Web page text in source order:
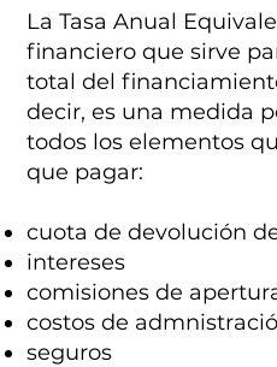
La Tasa Anual
financiero que sirve
total del
decir, es una medida
todos los elementos
que pagar:
cuota de devolución
intereses
comisiones de
costos de
seguros